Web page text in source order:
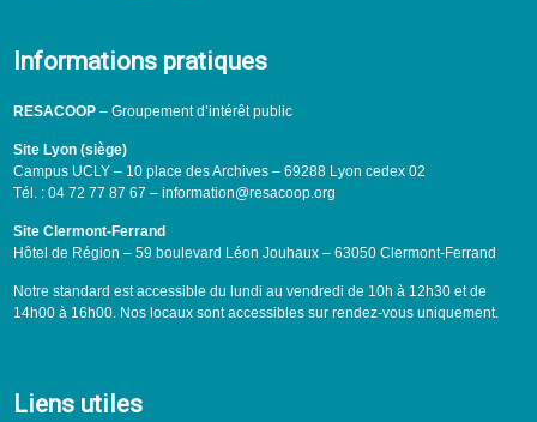
Informations pratiques
RESACOOP– Groupement d’intérêt public
Site Lyon (siège)
Campus UCLY – 10 place des Archives – 69288 Lyon cedex 02
Tél. : 04 72 77 87 67 – information@resacoop.org
Site Clermont-Ferrand
Hôtel de Région – 59 boulevard Léon Jouhaux – 63050 Clermont-Ferrand
Notre standard est accessible du lundi au vendredi de 10h à 12h30 et de
14h00 à 16h00. Nos locaux sont accessibles sur rendez-vous uniquement.
Liens utiles